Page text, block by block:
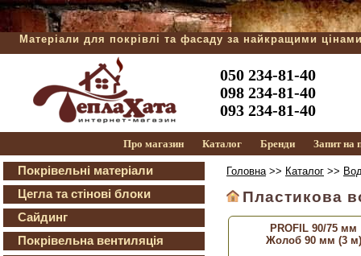
Матеріали для покрівлі та фасаду за найкращими
050 234-81-40
098 234-81-40
093 234-81-40
Про магазин Каталог Бренди Запит на
Покрівельні матеріали
Цегла та стінові блоки
Сайдинг
Покрівельна вентиляція
Головна>> Каталог >>
Пластикова
PROFIL 90/75 мм
Жолоб 90 мм (3 м)